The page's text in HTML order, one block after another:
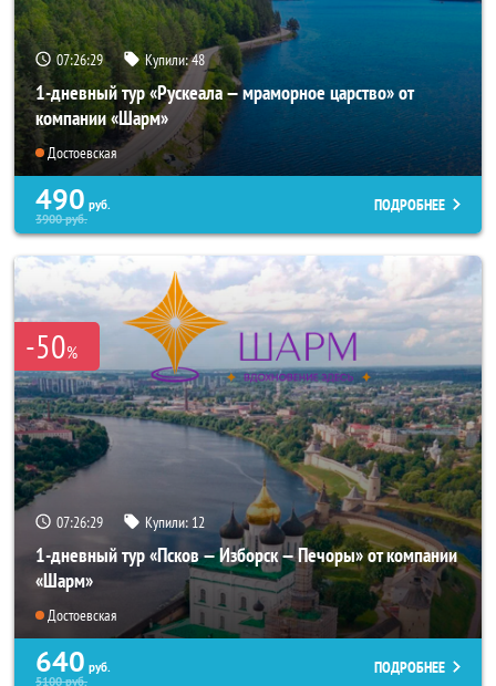
07:26:26 Купили:48
1-дневный тур «Рускеала — мраморное царство» от
компании «Шарм»
Достоевская
490 руб.
3900руб.
ПОДРОБНЕЕ
-50%
07:26:26 Купили: 12
1-дневный тур «Псков — Изборск — Печоры» от компании
«Шарм»
Достоевская
640 руб.
5100руб.
ПОДРОБНЕЕ